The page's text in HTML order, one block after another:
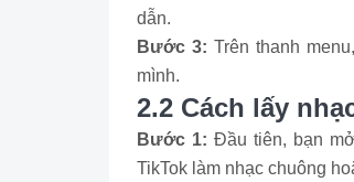
dẫn.
Bước 3: Trên thanh
mình.
2.2 Cách lấy
Bước 1: Đầu tiên, bạn
TikTok làm nhạc chuông